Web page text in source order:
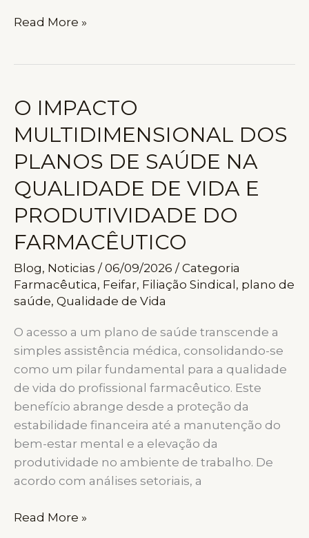
A
COMO
A
INTELIGÊNCIA
ARTIFICIAL
ESTÁ
REDEFININDO
O
SETOR
FARMACÊUTICO
Read More »
O IMPACTO
MULTIDIMENSIONAL DOS
PLANOS DE SAÚDE NA
QUALIDADE DE VIDA E
PRODUTIVIDADE DO
FARMACÊUTICO
Blog, Noticias /06/09/2026 /Categoria
Farmacêutica, Feifar, Filiação Sindical, plano de
saúde, Qualidade de Vida
O acesso a um plano de saúde transcende a
simples assistência médica, consolidando-se
como um pilar fundamental para a qualidade
de vida do profissional farmacêutico. Este
benefício abrange desde a proteção da
estabilidade financeira até a manutenção do
bem-estar mental e a elevação da
produtividade no ambiente de trabalho. De
acordo com análises setoriais, a
O
Read More »